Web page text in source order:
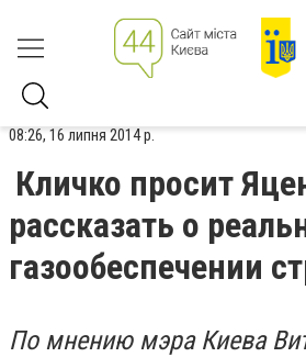
08:26, 16 липня 2014 р.
Кличко просит
рассказать о
газообеспечении
По мнению мэра Киева